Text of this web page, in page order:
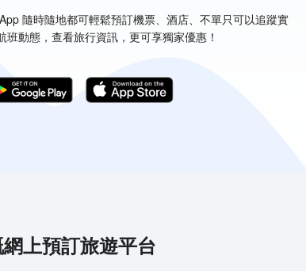
隨時隨地都可輕鬆預訂機票、酒店、不單只可以追蹤實
班動態，查看旅行資訊，更可享獨家優惠！
上預訂旅遊平台